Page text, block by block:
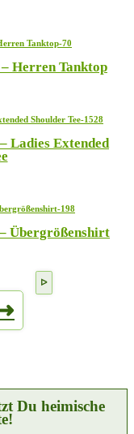
Herren Tanktop
Ladies Extended
Übergrößenshirt
Du heimische